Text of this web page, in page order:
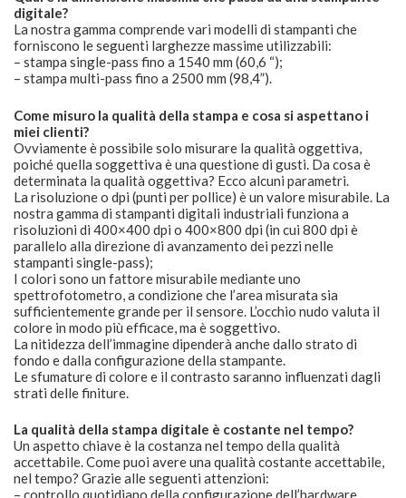
digitale?
La nostra gamma comprende vari modelli di stampanti che
forniscono le seguenti larghezze massime utilizzabili:
– stampa single-pass fino a 1540 mm (60,6 “);
– stampa multi-pass fino a 2500 mm (98,4”).
Come misuro la qualità della stampa e cosa si aspettano i
miei clienti?
Ovviamente è possibile solo misurare la qualità oggettiva,
poiché quella soggettiva è una questione di gusti. Da cosa è
determinata la qualità oggettiva? Ecco alcuni parametri.
La risoluzione o dpi (punti per pollice) è un valore misurabile. La
nostra gamma di stampanti digitali industriali funziona a
risoluzioni di 400×400 dpi o 400×800 dpi (in cui 800 dpi è
parallelo alla direzione di avanzamento dei pezzi nelle
stampanti single-pass);
I colori sono un fattore misurabile mediante uno
spettrofotometro, a condizione che l’area misurata sia
sufficientemente grande per il sensore. L’occhio nudo valuta il
colore in modo più efficace, ma è soggettivo.
La nitidezza dell’immagine dipenderà anche dallo strato di
fondo e dalla configurazione della stampante.
Le sfumature di colore e il contrasto saranno influenzati dagli
strati delle finiture.
La qualità della stampa digitale è costante nel tempo?
Un aspetto chiave è la costanza nel tempo della qualità
accettabile. Come puoi avere una qualità costante accettabile,
nel tempo? Grazie alle seguenti attenzioni:
– controllo quotidiano della configurazione dell’hardware